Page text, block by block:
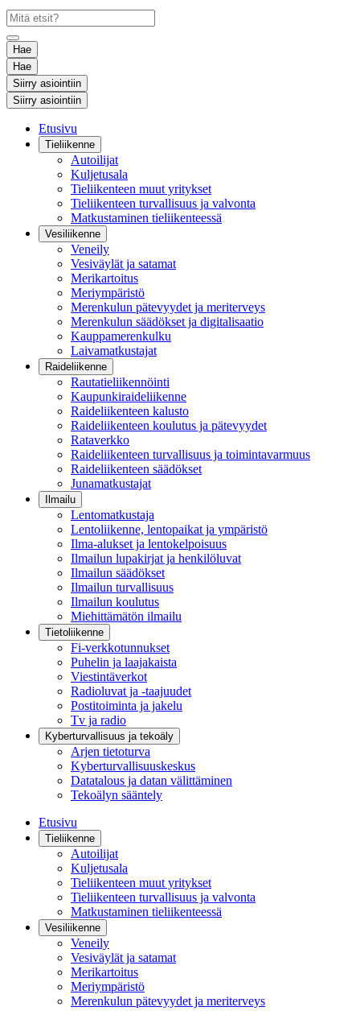
Hae
Hae
Siirry asiointiin
Siirry asiointiin
Etusivu
Tieliikenne
Autoilijat
Kuljetusala
Tieliikenteen muut yritykset
Tieliikenteen turvallisuus ja valvonta
Matkustaminen tieliikenteessä
Vesiliikenne
Veneily
Vesiväylät ja satamat
Merikartoitus
Meriympäristö
Merenkulun pätevyydet ja meriterveys
Merenkulun säädökset ja digitalisaatio
Kauppamerenkulku
Laivamatkustajat
Raideliikenne
Rautatieliikennöinti
Kaupunkiraideliikenne
Raideliikenteen kalusto
Raideliikenteen koulutus ja pätevyydet
Rataverkko
Raideliikenteen turvallisuus ja toimintavarmuus
Raideliikenteen säädökset
Junamatkustajat
Ilmailu
Lentomatkustaja
Lentoliikenne, lentopaikat ja ympäristö
Ilma-alukset ja lentokelpoisuus
Ilmailun lupakirjat ja henkilöluvat
Ilmailun säädökset
Ilmailun turvallisuus
Ilmailun koulutus
Miehittämätön ilmailu
Tietoliikenne
Fi-verkkotunnukset
Puhelin ja laajakaista
Viestintäverkot
Radioluvat ja -taajuudet
Postitoiminta ja jakelu
Tv ja radio
Kyberturvallisuus ja tekoäly
Arjen tietoturva
Kyberturvallisuuskeskus
Datatalous ja datan välittäminen
Tekoälyn sääntely
Etusivu
Tieliikenne
Autoilijat
Kuljetusala
Tieliikenteen muut yritykset
Tieliikenteen turvallisuus ja valvonta
Matkustaminen tieliikenteessä
Vesiliikenne
Veneily
Vesiväylät ja satamat
Merikartoitus
Meriympäristö
Merenkulun pätevyydet ja meriterveys